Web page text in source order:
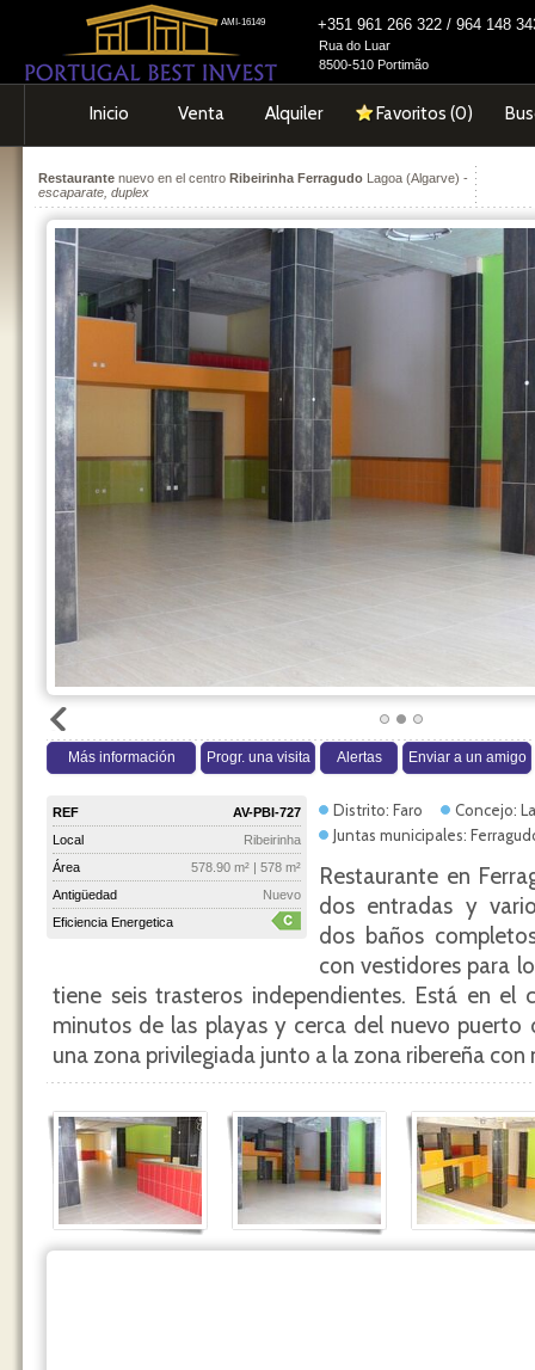
AMI-16149 +351 961 266 322 / 964 148
Rua do Luar
8500-510 Portimão
Inicio Venta Alquiler Favoritos (0)
Restaurante nuevo en el centro Ribeirinha Ferragudo Lagoa (Algarve) -
escaparate, duplex
Más información Progr. una visita Alertas Enviar a un amigo
REF
AV-PBI-727
Local
Ribeirinha
Área
578.90 m² | 578 m²
Antigüedad
Nuevo
Eficiencia Energetica
Distrito: Faro
Concejo:
Juntas municipales:
Restaurante en
dos entradas y
dos baños
con vestidores para
tiene seis trasteros independientes. Está en el
minutos de las playas y cerca del nuevo puerto
una zona privilegiada junto a la zona ribereña con